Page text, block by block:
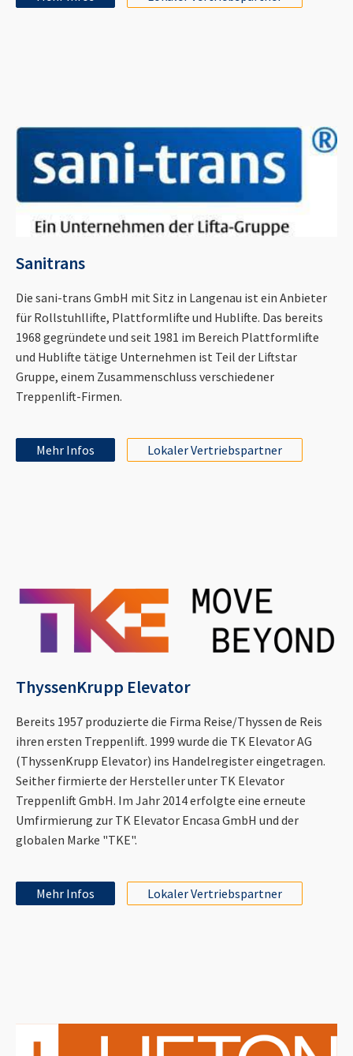
Sanitrans
Die sani-trans GmbH mit Sitz in Langenau ist ein Anbieter
für Rollstuhllifte, Plattformlifte und Hublifte. Das bereits
1968 gegründete und seit 1981 im Bereich Plattformlifte
und Hublifte tätige Unternehmen ist Teil der Liftstar
Gruppe, einem Zusammenschluss verschiedener
Treppenlift-Firmen.
Mehr Infos Lokaler Vertriebspartner
ThyssenKrupp Elevator
Bereits 1957 produzierte die Firma Reise/Thyssen de Reis
ihren ersten Treppenlift. 1999 wurde die TK Elevator AG
(ThyssenKrupp Elevator) ins Handelregister eingetragen.
Seither firmierte der Hersteller unter TK Elevator
Treppenlift GmbH. Im Jahr 2014 erfolgte eine erneute
Umfirmierung zur TK Elevator Encasa GmbH und der
globalen Marke "TKE".
Mehr Infos Lokaler Vertriebspartner